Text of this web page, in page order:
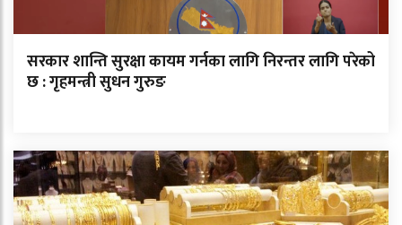
सरकार शान्ति सुरक्षा कायम गर्नका लागि निरन्तर लागि परेको
छ : गृहमन्त्री सुधन गुरुङ